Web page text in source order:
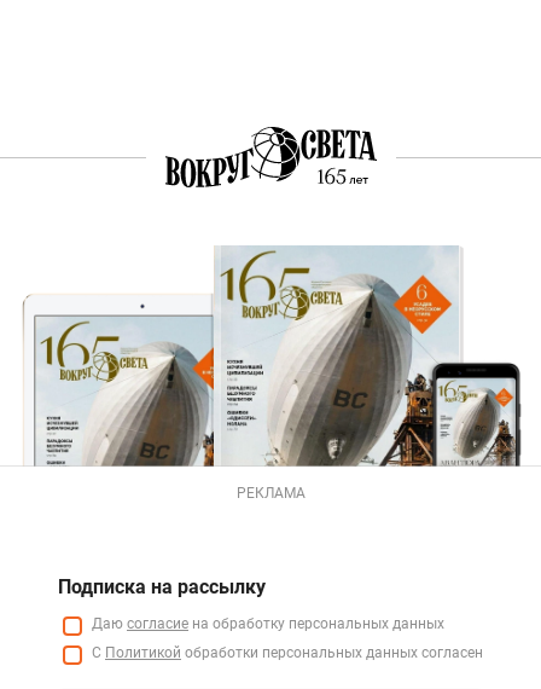
РЕКЛАМА
Подписка на рассылку
Даю согласие на обработку персональных данных
С Политикой обработки персональных данных согласен